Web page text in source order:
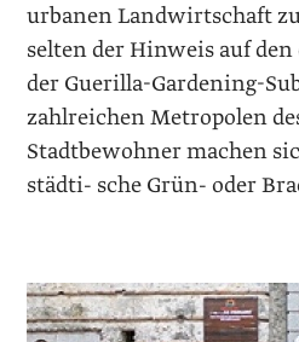
urbanen Landwirtschaft
selten der Hinweis auf
der Guerilla-Gardening-
zahlreichen Metropolen
Stadtbewohner machen
städti- sche Grün- oder